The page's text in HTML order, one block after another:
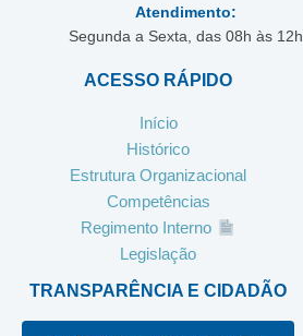
Atendimento:
Segunda a Sexta, das 08h às 12h
ACESSO RÁPIDO
Início
Histórico
Estrutura Organizacional
Competências
Regimento Interno
Legislação
TRANSPARÊNCIA E CIDADÃO